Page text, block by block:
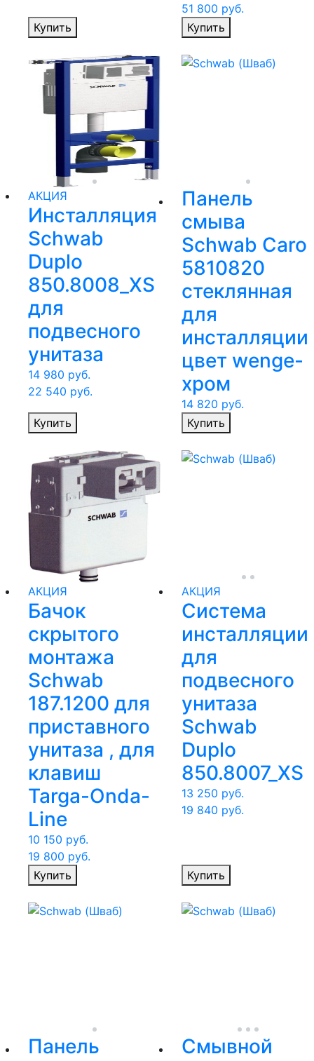
Купить
51 800 руб.
Купить
АКЦИЯ
Инсталляция
Schwab
Duplo
850.8008_XS
для
подвесного
унитаза
14 980 руб.
22 540 руб.
Купить
Панель
смыва
Schwab Caro
5810820
стеклянная
для
инсталляции
цвет wenge-
хром
14 820 руб.
Купить
АКЦИЯ
Бачок
скрытого
монтажа
Schwab
187.1200 для
приставного
унитаза , для
клавиш
Targa-Onda-
Line
10 150 руб.
19 800 руб.
Купить
АКЦИЯ
Система
инсталляции
для
подвесного
унитаза
Schwab
Duplo
850.8007_XS
13 250 руб.
19 840 руб.
Купить
Панель
Смывной